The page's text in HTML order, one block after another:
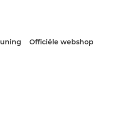
Officiële webshop